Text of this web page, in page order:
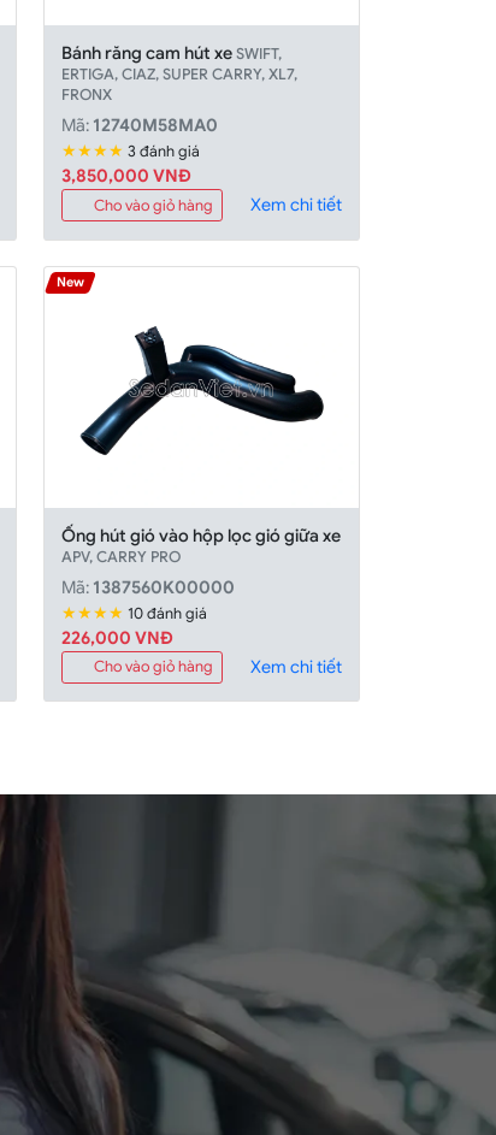
Bánh răng cam hút xeSWIFT,
ERTIGA, CIAZ, SUPER CARRY, XL7,
FRONX
Mã: 12740M58MA0
★★★★ 3 đánh giá
3,850,000 VNÐ
Cho vào giỏ hàng Xem chi tiết
New
Ống hút gió vào hộp lọc gió giữa xe
APV, CARRY PRO
Mã: 1387560K00000
★★★★ 10 đánh giá
226,000 VNÐ
Cho vào giỏ hàng Xem chi tiết